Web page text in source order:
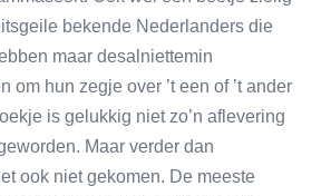
bekende Nederlanders die
maar desalniettemin
om hun zegje over ’t een of ’t ander
is gelukkig niet zo’n aflevering
Maar verder dan
ook niet gekomen. De meeste